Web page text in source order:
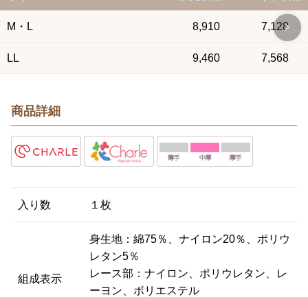
M・L 8,910 7,128
LL 9,460 7,568
商品詳細
入り数 １枚
組成表示
身生地：綿75％、ナイロン20％、ポリウ
レタン5％
レース部：ナイロン、ポリウレタン、レ
ーヨン、ポリエステル